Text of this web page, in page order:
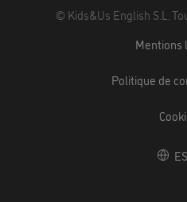
ES
© Kids&Us English S.L.
Mentions
Politique de